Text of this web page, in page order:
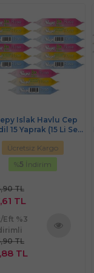
Islak Havlu Cep
15 Yaprak (9 Lu Set)
Pk Rose/Garden
(3PK*3) 135 Yaprak
Ücretsiz Kargo
%5 İndirim
TL
TL
Eft %3
TL
TL